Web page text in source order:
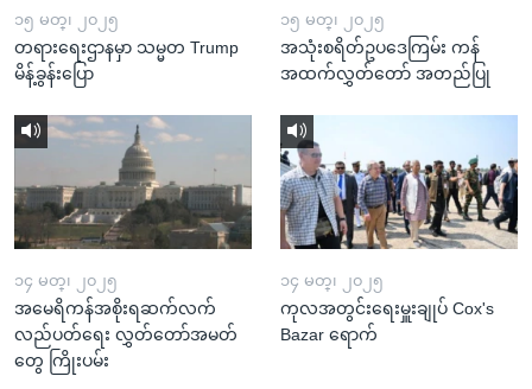
၁၅ မတ္၊ ၂၀၂၅
တရားရေးဌာနမှာ သမ္မတ Trump
မိန့်ခွန်းပြော
၁၅ မတ္၊ ၂၀၂၅
အသုံးစရိတ်ဥပဒေကြမ်း ကန်
အထက်လွှတ်တော် အတည်ပြု
၁၄ မတ္၊ ၂၀၂၅
အမေရိကန်အစိုးရဆက်လက်
လည်ပတ်ရေး လွှတ်တော်အမတ်
တွေ ကြိုးပမ်း
၁၄ မတ္၊ ၂၀၂၅
ကုလအတွင်းရေးမှူးချုပ် Cox's
Bazar ရောက်